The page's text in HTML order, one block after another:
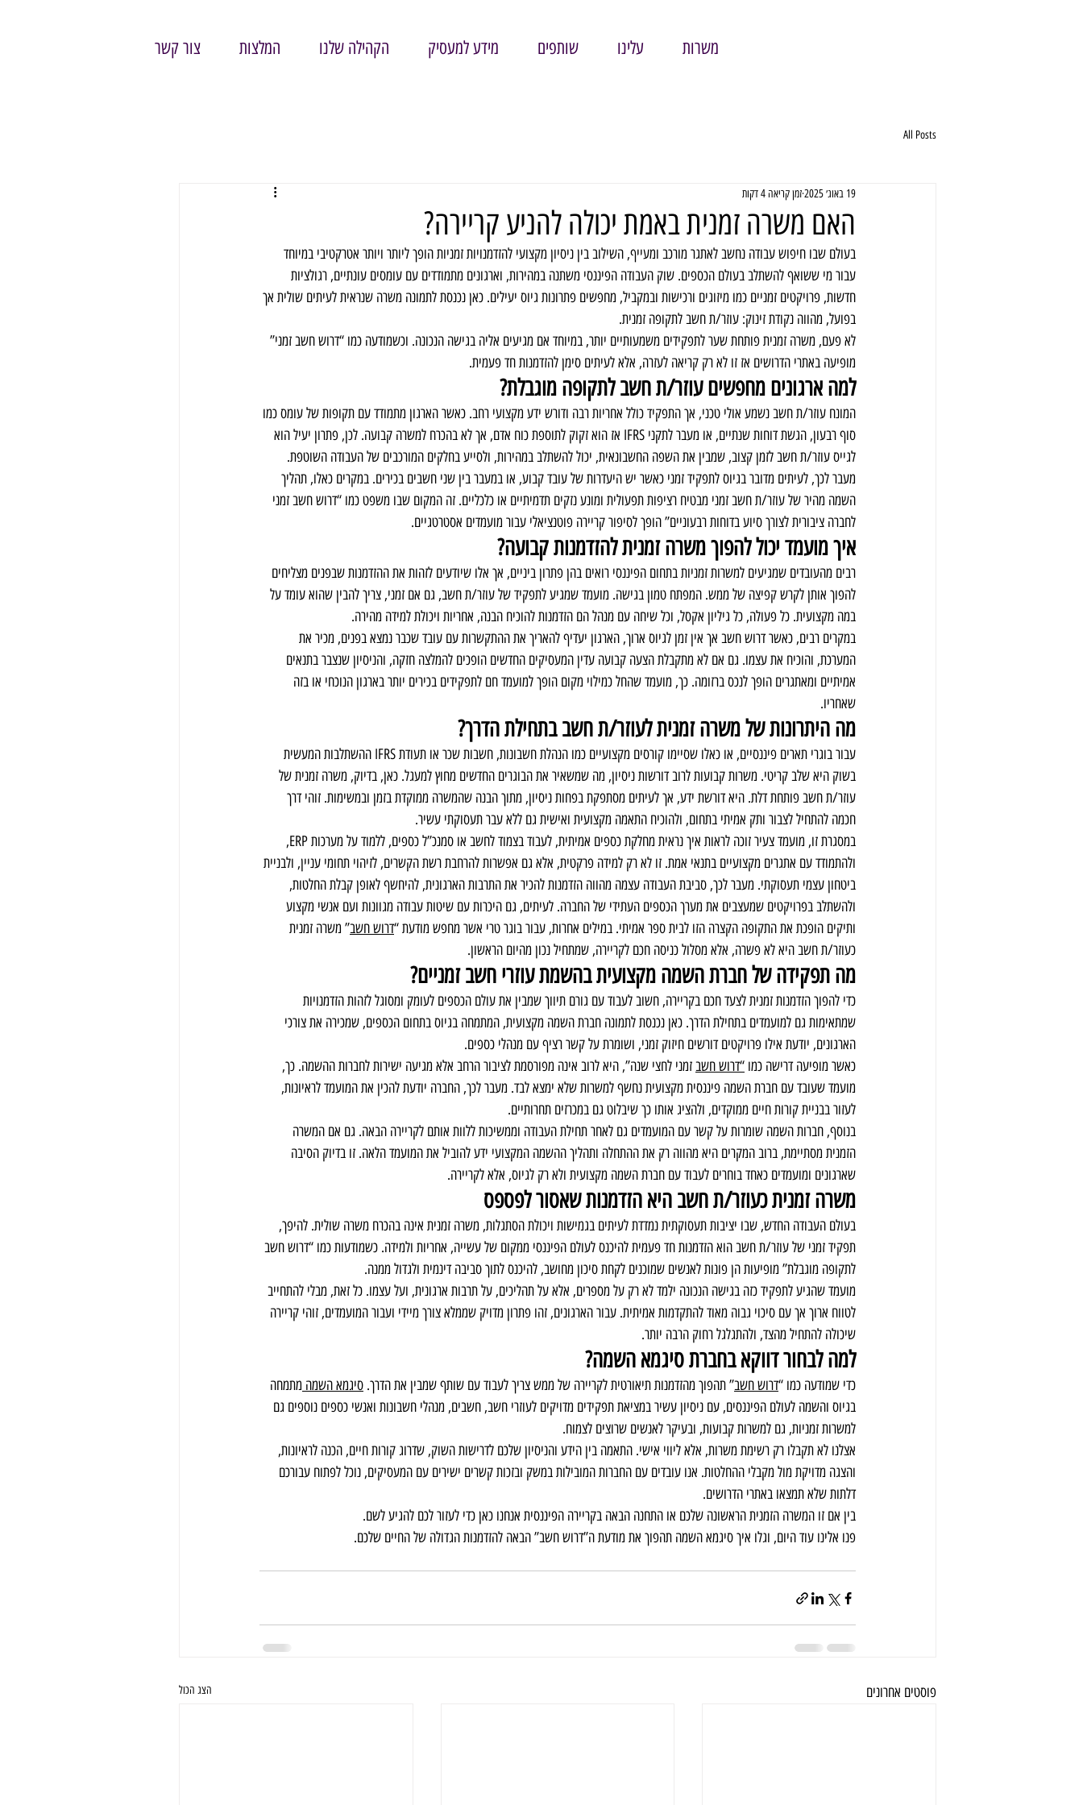
משרות עלינו שותפים מידע למעסיק הקהילה שלנו המלצות צור קשר
All Posts
האם משרה זמנית באמת יכולה להניע קריירה?
19 באוג׳ 2025 זמן קריאה 4 דקות
בעולם שבו חיפוש עבודה נחשב לאתגר מורכב ומעייף, השילוב בין ניסיון מקצועי להזדמנויות זמניות הופך ליותר ויותר אטרקטיבי במיוחד
עבור מי ששואף להשתלב בעולם הכספים. שוק העבודה הפיננסי משתנה במהירות, וארגונים מתמודדים עם עומסים עונתיים, רגולציות
חדשות, פרויקטים זמניים כמו מיזוגים ורכישות ובמקביל, מחפשים פתרונות גיוס יעילים. כאן נכנסת לתמונה משרה שנראית לעיתים שולית אך
בפועל, מהווה נקודת זינוק: עוזר/ת חשב לתקופה זמנית.
לא פעם, משרה זמנית פותחת שער לתפקידים משמעותיים יותר, במיוחד אם מגיעים אליה בגישה הנכונה. וכשמודעה כמו “דרוש חשב זמני”
מופיעה באתרי הדרושים אז זו לא רק קריאה לעזרה, אלא לעיתים סימן להזדמנות חד פעמית.
למה ארגונים מחפשים עוזר/ת חשב לתקופה מוגבלת?
המונח עוזר/ת חשב נשמע אולי טכני, אך התפקיד כולל אחריות רבה ודורש ידע מקצועי רחב. כאשר הארגון מתמודד עם תקופות של עומס כמו
סוף רבעון, הגשת דוחות שנתיים, או מעבר לתקני IFRS אז הוא זקוק לתוספת כוח אדם, אך לא בהכרח למשרה קבועה. לכן, פתרון יעיל הוא
לגייס עוזר/ת חשב לזמן קצוב, שמבין את השפה החשבונאית, יכול להשתלב במהירות, ולסייע בחלקים המורכבים של העבודה השוטפת.
מעבר לכך, לעיתים מדובר בגיוס לתפקיד זמני כאשר יש היעדרות של עובד קבוע, או במעבר בין שני חשבים בכירים. במקרים כאלו, תהליך
השמה מהיר של עוזר/ת חשב זמני מבטיח רציפות תפעולית ומונע נזקים תדמיתיים או כלכליים. זה המקום שבו משפט כמו “דרוש חשב זמני
לחברה ציבורית לצורך סיוע בדוחות רבעוניים” הופך לסיפור קריירה פוטנציאלי עבור מועמדים אסטרטגיים.
איך מועמד יכול להפוך משרה זמנית להזדמנות קבועה?
רבים מהעובדים שמגיעים למשרות זמניות בתחום הפיננסי רואים בהן פתרון ביניים, אך אלו שיודעים לזהות את ההזדמנות שבפנים מצליחים
להפוך אותן לקרש קפיצה של ממש. המפתח טמון בגישה. מועמד שמגיע לתפקיד של עוזר/ת חשב, גם אם זמני, צריך להבין שהוא עומד על
במה מקצועית. כל פעולה, כל גיליון אקסל, וכל שיחה עם מנהל הם הזדמנות להוכיח הבנה, אחריות ויכולת למידה מהירה.
במקרים רבים, כאשר דרוש חשב אך אין זמן לגיוס ארוך, הארגון יעדיף להאריך את ההתקשרות עם עובד שכבר נמצא בפנים, מכיר את
המערכת, והוכיח את עצמו. גם אם לא מתקבלת הצעה קבועה עדין המעסיקים החדשים הופכים להמלצה חזקה, והניסיון שנצבר בתנאים
אמיתיים ומאתגרים הופך לנכס ברזומה. כך, מועמד שהחל כמילוי מקום הופך למועמד חם לתפקידים בכירים יותר בארגון הנוכחי או בזה
שאחריו.
מה היתרונות של משרה זמנית לעוזר/ת חשב בתחילת הדרך?
עבור בוגרי תארים פיננסיים, או כאלו שסיימו קורסים מקצועיים כמו הנהלת חשבונות, חשבות שכר או תעודת IFRS ההשתלבות המעשית
בשוק היא שלב קריטי. משרות קבועות לרוב דורשות ניסיון, מה שמשאיר את הבוגרים החדשים מחוץ למעגל. כאן, בדיוק, משרה זמנית של
עוזר/ת חשב פותחת דלת. היא דורשת ידע, אך לעיתים מסתפקת בפחות ניסיון, מתוך הבנה שהמשרה ממוקדת בזמן ובמשימות. זוהי דרך
חכמה להתחיל לצבור ותק אמיתי בתחום, ולהוכיח התאמה מקצועית ואישית גם ללא עבר תעסוקתי עשיר.
במסגרת זו, מועמד צעיר זוכה לראות איך נראית מחלקת כספים אמיתית, לעבוד בצמוד לחשב או סמנכ”ל כספים, ללמוד על מערכות ERP,
ולהתמודד עם אתגרים מקצועיים בתנאי אמת. זו לא רק למידה פרקטית, אלא גם אפשרות להרחבת רשת הקשרים, לזיהוי תחומי עניין, ולבניית
ביטחון עצמי תעסוקתי. מעבר לכך, סביבת העבודה עצמה מהווה הזדמנות להכיר את התרבות הארגונית, להיחשף לאופן קבלת החלטות,
ולהשתלב בפרויקטים שמעצבים את מערך הכספים העתידי של החברה. לעיתים, גם היכרות עם שיטות עבודה מגוונות ועם אנשי מקצוע
ותיקים הופכת את התקופה הקצרה הזו לבית ספר אמיתי. במילים אחרות, עבור בוגר טרי אשר מחפש מודעת “דרוש חשב” משרה זמנית
כעוזר/ת חשב היא לא פשרה, אלא מסלול כניסה חכם לקריירה, שמתחיל נכון מהיום הראשון.
מה תפקידה של חברת השמה מקצועית בהשמת עוזרי חשב זמניים?
כדי להפוך הזדמנות זמנית לצעד חכם בקריירה, חשוב לעבוד עם גורם תיווך שמבין את עולם הכספים לעומק ומסוגל לזהות הזדמנויות
שמתאימות גם למועמדים בתחילת הדרך. כאן נכנסת לתמונה חברת השמה מקצועית, המתמחה בגיוס בתחום הכספים, שמכירה את צורכי
הארגונים, יודעת אילו פרויקטים דורשים חיזוק זמני, ושומרת על קשר רציף עם מנהלי כספים.
כאשר מופיעה דרישה כמו “דרוש חשב זמני לחצי שנה”, היא לרוב אינה מפורסמת לציבור הרחב אלא מגיעה ישירות לחברות ההשמה. כך,
מועמד שעובד עם חברת השמה פיננסית מקצועית נחשף למשרות שלא ימצא לבד. מעבר לכך, החברה יודעת להכין את המועמד לראיונות,
לעזור בבניית קורות חיים ממוקדים, ולהציג אותו כך שיבלוט גם במכרזים תחרותיים.
בנוסף, חברות השמה שומרות על קשר עם המועמדים גם לאחר תחילת העבודה וממשיכות ללוות אותם לקריירה הבאה. גם אם המשרה
הזמנית מסתיימת, ברוב המקרים היא מהווה רק את ההתחלה ותהליך ההשמה המקצועי ידע להוביל את המועמד הלאה. זו בדיוק הסיבה
שארגונים ומועמדים כאחד בוחרים לעבוד עם חברת השמה מקצועית ולא רק לגיוס, אלא לקריירה.
משרה זמנית כעוזר/ת חשב היא הזדמנות שאסור לפספס
בעולם העבודה החדש, שבו יציבות תעסוקתית נמדדת לעיתים בגמישות ויכולת הסתגלות, משרה זמנית אינה בהכרח משרה שולית. להיפך,
תפקיד זמני של עוזר/ת חשב הוא הזדמנות חד פעמית להיכנס לעולם הפיננסי ממקום של עשייה, אחריות ולמידה. כשמודעות כמו “דרוש חשב
לתקופה מוגבלת” מופיעות הן פונות לאנשים שמוכנים לקחת סיכון מחושב, להיכנס לתוך סביבה דינמית ולגדול ממנה.
מועמד שהגיע לתפקיד כזה בגישה הנכונה ילמד לא רק על מספרים, אלא על תהליכים, על תרבות ארגונית, ועל עצמו. כל זאת, מבלי להתחייב
לטווח ארוך אך עם סיכוי גבוה מאוד להתקדמות אמיתית. עבור הארגונים, זהו פתרון מדויק שממלא צורך מיידי ועבור המועמדים, זוהי קריירה
שיכולה להתחיל מהצד, ולהתגלגל רחוק הרבה יותר.
למה לבחור דווקא בחברת סיגמא השמה?
כדי שמודעה כמו “דרוש חשב” תהפוך מהזדמנות תיאורטית לקריירה של ממש צריך לעבוד עם שותף שמבין את הדרך. סיגמא השמה מתמחה
בגיוס והשמה לעולם הפיננסים, עם ניסיון עשיר במציאת תפקידים מדויקים לעוזרי חשב, חשבים, מנהלי חשבונות ואנשי כספים נוספים גם
למשרות זמניות, גם למשרות קבועות, ובעיקר לאנשים שרוצים לצמוח.
אצלנו לא תקבלו רק רשימת משרות, אלא ליווי אישי. התאמה בין הידע והניסיון שלכם לדרישות השוק, שדרוג קורות חיים, הכנה לראיונות,
והצגה מדויקת מול מקבלי ההחלטות. אנו עובדים עם החברות המובילות במשק ובזכות קשרים ישירים עם המעסיקים, נוכל לפתוח עבורכם
דלתות שלא תמצאו באתרי הדרושים.
בין אם זו המשרה הזמנית הראשונה שלכם או התחנה הבאה בקריירה הפיננסית אנחנו כאן כדי לעזור לכם להגיע לשם.
פנו אלינו עוד היום, וגלו איך סיגמא השמה תהפוך את מודעת ה”דרוש חשב” הבאה להזדמנות הגדולה של החיים שלכם.
פוסטים אחרונים הצג הכול